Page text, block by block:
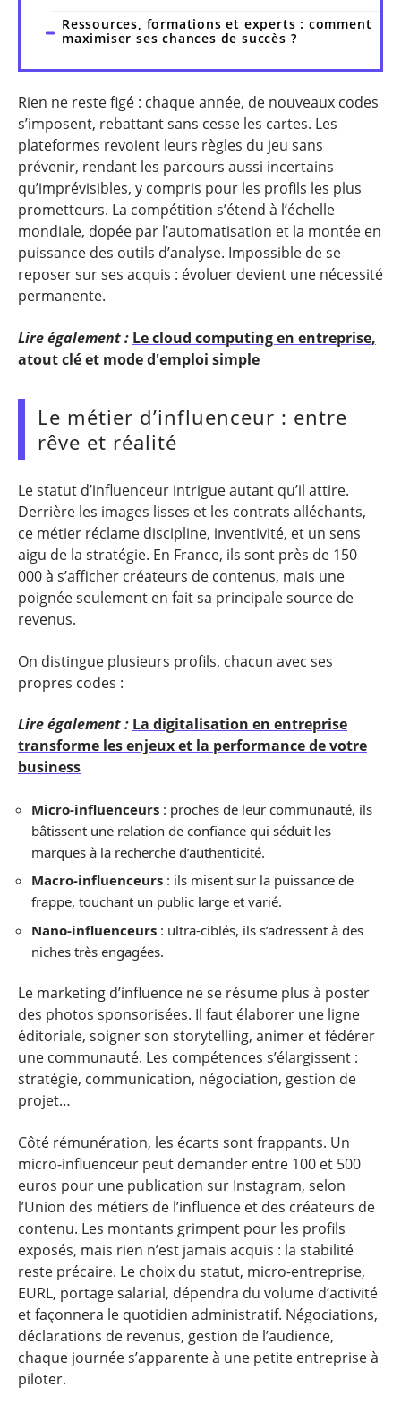
Ressources, formations et experts : comment
maximiser ses chances de succès ?
Rien ne reste figé : chaque année, de nouveaux codes
s’imposent, rebattant sans cesse les cartes. Les
plateformes revoient leurs règles du jeu sans
prévenir, rendant les parcours aussi incertains
qu’imprévisibles, y compris pour les profils les plus
prometteurs. La compétition s’étend à l’échelle
mondiale, dopée par l’automatisation et la montée en
puissance des outils d’analyse. Impossible de se
reposer sur ses acquis : évoluer devient une nécessité
permanente.
Lire également : Le cloud computing en entreprise,
atout clé et mode d'emploi simple
Le métier d’influenceur : entre
rêve et réalité
Le statut d’influenceur intrigue autant qu’il attire.
Derrière les images lisses et les contrats alléchants,
ce métier réclame discipline, inventivité, et un sens
aigu de la stratégie. En France, ils sont près de 150
000 à s’afficher créateurs de contenus, mais une
poignée seulement en fait sa principale source de
revenus.
On distingue plusieurs profils, chacun avec ses
propres codes :
Lire également : La digitalisation en entreprise
transforme les enjeux et la performance de votre
business
Micro-influenceurs : proches de leur communauté, ils
bâtissent une relation de confiance qui séduit les
marques à la recherche d’authenticité.
Macro-influenceurs : ils misent sur la puissance de
frappe, touchant un public large et varié.
Nano-influenceurs : ultra-ciblés, ils s’adressent à des
niches très engagées.
Le marketing d’influence ne se résume plus à poster
des photos sponsorisées. Il faut élaborer une ligne
éditoriale, soigner son storytelling, animer et fédérer
une communauté. Les compétences s’élargissent :
stratégie, communication, négociation, gestion de
projet…
Côté rémunération, les écarts sont frappants. Un
micro-influenceur peut demander entre 100 et 500
euros pour une publication sur Instagram, selon
l’Union des métiers de l’influence et des créateurs de
contenu. Les montants grimpent pour les profils
exposés, mais rien n’est jamais acquis : la stabilité
reste précaire. Le choix du statut, micro-entreprise,
EURL, portage salarial, dépendra du volume d’activité
et façonnera le quotidien administratif. Négociations,
déclarations de revenus, gestion de l’audience,
chaque journée s’apparente à une petite entreprise à
piloter.